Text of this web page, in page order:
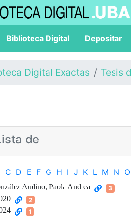
Biblioteca Digital Depositar
Digital Exactas Tesis
de
C D E F G H I J K L M N O
Audino, Paola Andrea 3
2
1